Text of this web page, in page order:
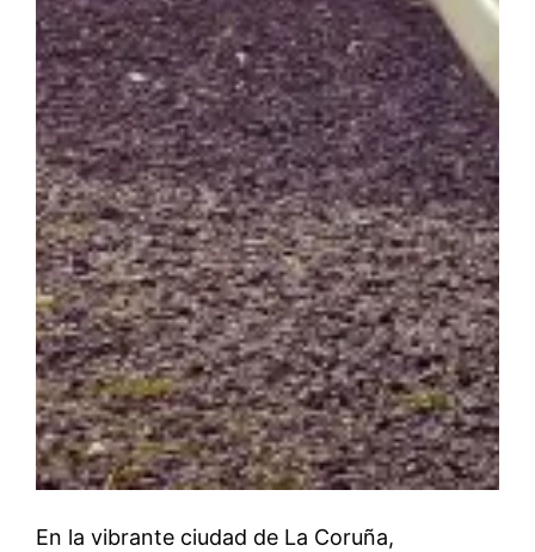
En la vibrante ciudad de La Coruña,